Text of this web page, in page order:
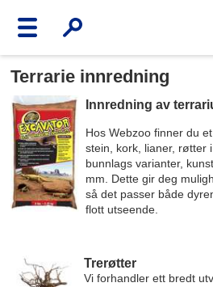
Terrarie innredning
Innredning av
Hos Webzoo finner du
stein, kork, lianer, røtter
bunnlags varianter,
mm. Dette gir deg
så det passer både
flott utseende.
Trerøtter
Vi forhandler ett bredt